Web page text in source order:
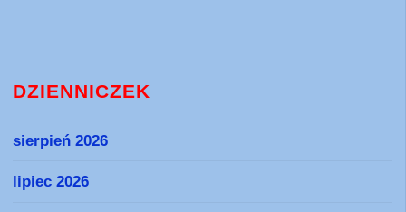
DZIENNICZEK
sierpień 2026
lipiec 2026